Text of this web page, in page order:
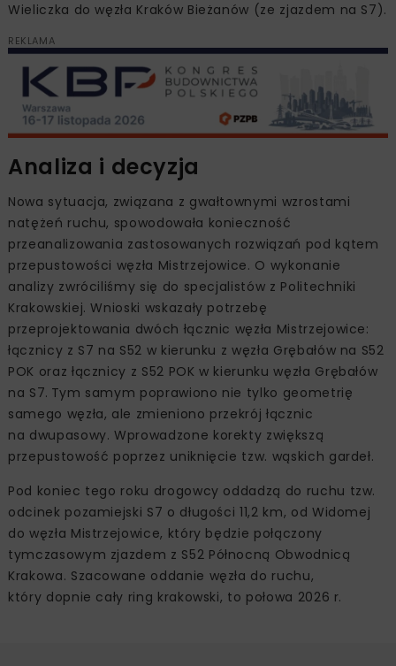
Wieliczka do węzła Kraków Bieżanów (ze zjazdem na S7).
REKLAMA
Analiza i decyzja
Nowa sytuacja, związana z gwałtownymi wzrostami
natężeń ruchu, spowodowała konieczność
przeanalizowania zastosowanych rozwiązań pod kątem
przepustowości węzła Mistrzejowice. O wykonanie
analizy zwróciliśmy się do specjalistów z Politechniki
Krakowskiej. Wnioski wskazały potrzebę
przeprojektowania dwóch łącznic węzła Mistrzejowice:
łącznicy z S7 na S52 w kierunku z węzła Grębałów na S52
POK oraz łącznicy z S52 POK w kierunku węzła Grębałów
na S7. Tym samym poprawiono nie tylko geometrię
samego węzła, ale zmieniono przekrój łącznic
na dwupasowy. Wprowadzone korekty zwiększą
przepustowość poprzez uniknięcie tzw. wąskich gardeł.
Pod koniec tego roku drogowcy oddadzą do ruchu tzw.
odcinek pozamiejski S7 o długości 11,2 km, od Widomej
do węzła Mistrzejowice, który będzie połączony
tymczasowym zjazdem z S52 Północną Obwodnicą
Krakowa. Szacowane oddanie węzła do ruchu,
który dopnie cały ring krakowski, to połowa 2026 r.